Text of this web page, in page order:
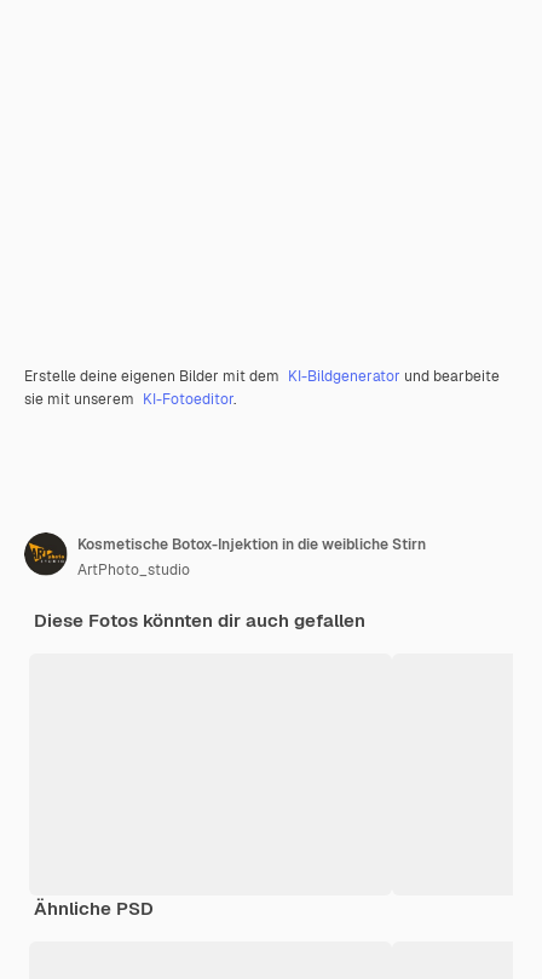
Erstelle deine eigenen Bilder mit dem KI-Bildgenerator und bearbeite
sie mit unserem KI-Fotoeditor.
Kosmetische Botox-Injektion in die weibliche Stirn
ArtPhoto_studio
Diese Fotos könnten dir auch gefallen
Ähnliche PSD